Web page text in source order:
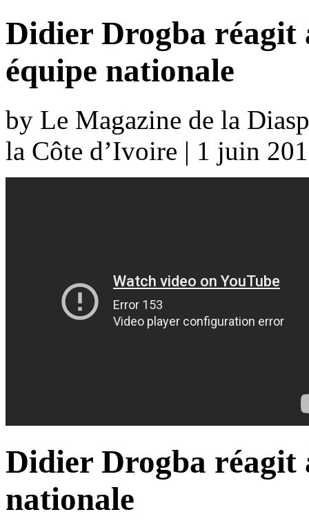
Didier Drogba réagit
équipe nationale
by Le Magazine de la
la Côte d’Ivoire | 1 juin
Didier Drogba réagit
nationale